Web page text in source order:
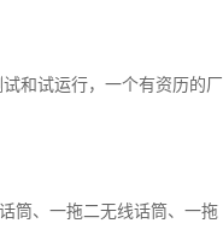
和试运行，一个有资历的厂
筒、一拖二无线话筒、一拖